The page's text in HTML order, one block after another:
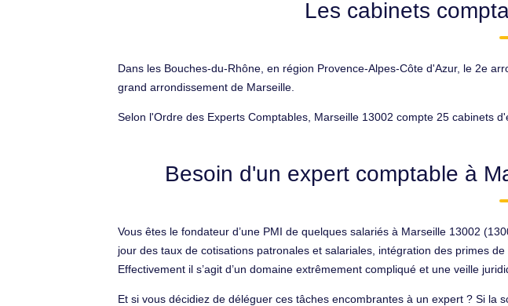
Les cabinets
Dans les Bouches-du-Rhône, en région Provence-Alpes-Côte d'Azur, le 2e
grand arrondissement de Marseille.
Selon l'Ordre des Experts Comptables, Marseille 13002 compte 25 cabinets
Besoin d'un expert comptable à
Vous êtes le fondateur d’une PMI de quelques salariés à Marseille 13002
jour des taux de cotisations patronales et salariales, intégration des primes
Effectivement il s’agit d’un domaine extrêmement compliqué et une veille
Et si vous décidiez de déléguer ces tâches encombrantes à un expert ? Si la